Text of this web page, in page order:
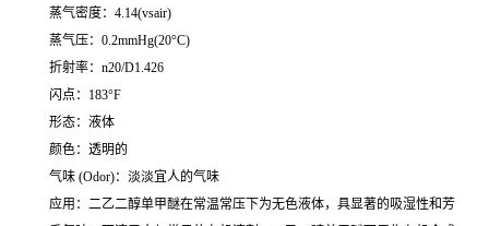
蒸气密度：4.14(vsair)
蒸气压：0.2mmHg(20°C)
折射率：n20/D1.426
闪点：183°F
形态：液体
颜色：透明的
气味 (Odor)：淡淡宜人的气味
应用：二乙二醇单甲醚在常温常压下为无色液体，具显著的吸湿性和芳